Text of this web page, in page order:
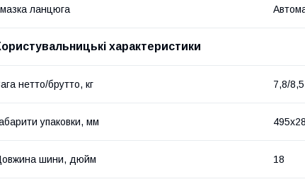
ланцюга
характеристики
нетто/брутто, кг 7,8/8,5
упаковки, мм
шини, дюйм 18